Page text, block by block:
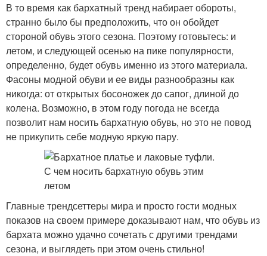
В то время как бархатный тренд набирает обороты,
странно было бы предположить, что он обойдет
стороной обувь этого сезона. Поэтому готовьтесь: и
летом, и следующей осенью на пике популярности,
определенно, будет обувь именно из этого материала.
Фасоны модной обуви и ее виды разнообразны как
никогда: от открытых босоножек до сапог, длиной до
колена. Возможно, в этом году погода не всегда
позволит нам носить бархатную обувь, но это не повод
не прикупить себе модную яркую пару.
Главные трендсеттеры мира и просто гости модных
показов на своем примере доказывают нам, что обувь из
бархата можно удачно сочетать с другими трендами
сезона, и выглядеть при этом очень стильно!